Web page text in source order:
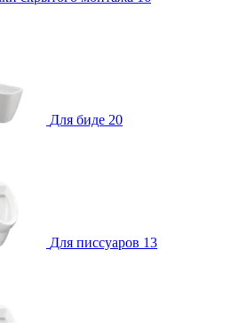
Для биде 20
Для писсуаров 13